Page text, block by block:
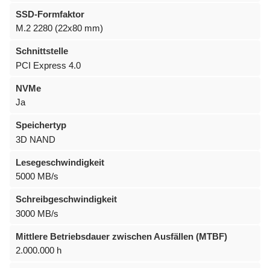
SSD-Formfaktor
M.2 2280 (22x80 mm)
Schnittstelle
PCI Express 4.0
NVMe
Ja
Speichertyp
3D NAND
Lesegeschwindigkeit
5000 MB/s
Schreibgeschwindigkeit
3000 MB/s
Mittlere Betriebsdauer zwischen Ausfällen (MTBF)
2.000.000 h